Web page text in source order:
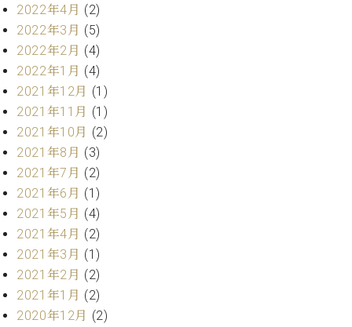
ェ
ッ
シ
ョ
ナ
ル
W.
ホ
フ
マ
ン
ト
ラ
デ
ィ
シ
ョ
社
：
八
王
子
・
技
術
営
業
セ
ン
ー
ス
タ
ッ
2022年4月 (2)
2022年3月 (5)
2022年2月 (4)
2022年1月 (4)
2021年12月 (1)
2021年11月 (1)
2021年10月 (2)
2021年8月 (3)
2021年7月 (2)
2021年6月 (1)
2021年5月 (4)
2021年4月 (2)
2021年3月 (1)
2021年2月 (2)
2021年1月 (2)
2020年12月 (2)